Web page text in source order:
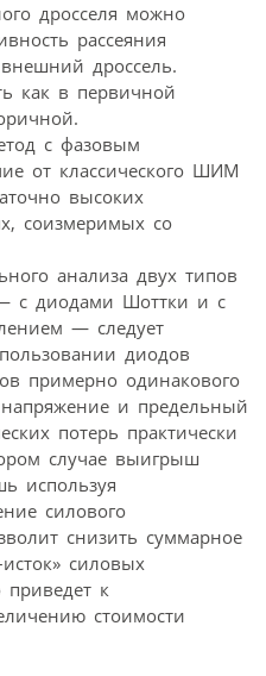
дросселя можно
рассеяния
дроссель.
как в первичной
с фазовым
от классического ШИМ
высоких
соизмеримых со
анализа двух типов
с диодами Шоттки и с
— следует
диодов
примерно одинакового
и предельный
потерь практически
случае выигрыш
используя
силового
снизить суммарное
силовых
приведет к
стоимости